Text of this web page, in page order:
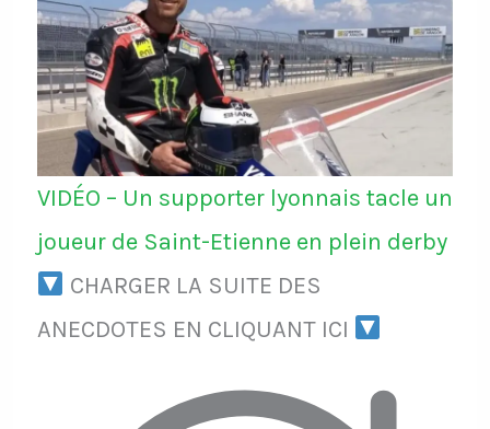
VIDÉO – Un supporter lyonnais tacle un
joueur de Saint-Etienne en plein derby
CHARGER LA SUITE DES
ANECDOTES EN CLIQUANT ICI